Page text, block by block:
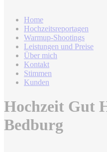
Home
Hochzeitsreportagen
Warmup-Shootings
Leistungen und Preise
Über mich
Kontakt
Stimmen
Kunden
Hochzeit Gut
Bedburg